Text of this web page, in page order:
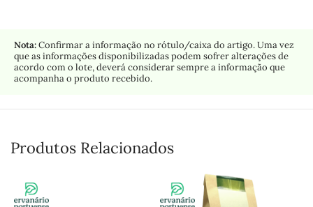
Nota:Confirmar a informação no rótulo/caixa do artigo. Uma vez
que as informações disponibilizadas podem sofrer alterações de
acordo com o lote, deverá considerar sempre a informação que
acompanha o produto recebido.
Produtos Relacionados